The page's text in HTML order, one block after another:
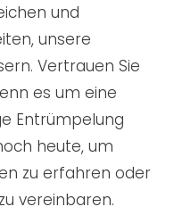
und
unsere
Vertrauen Sie
es um eine
Entrümpelung
heute, um
zu erfahren oder
vereinbaren.